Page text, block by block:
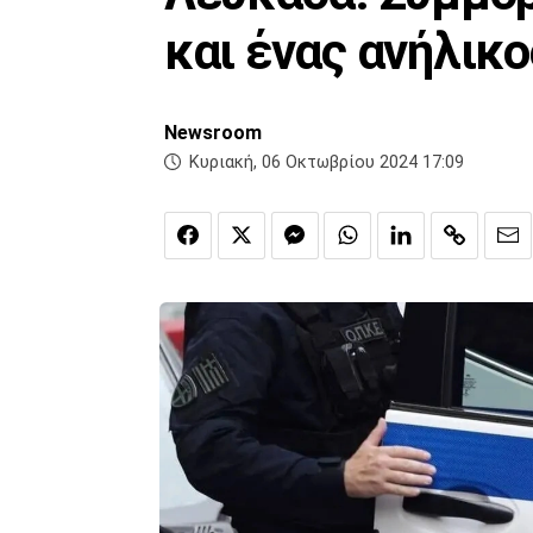
και ένας
Newsroom
Κυριακή, 06 Οκτωβρίου 2024 17:09